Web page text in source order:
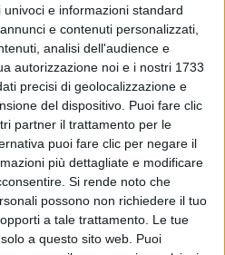
e informazioni standard
e contenuti personalizzati,
analisi dell'audience e
autorizzazione noi e i nostri 1733
precisi di geolocalizzazione e
del dispositivo. Puoi fare clic
partner il trattamento per le
puoi fare clic per negare il
più dettagliate e modificare
Si rende noto che
possono non richiedere il tuo
a tale trattamento. Le tue
a questo sito web. Puoi
conoscere per la tua arte.
iniziato in maniera strana.
serata, per me era una
detto sul mio brano, per
riesco a farmi conoscere
l’avevo tolta mesi fa,
per far conoscere il mio